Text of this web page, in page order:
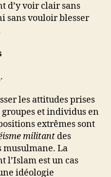
d’y voir clair sans
sans vouloir blesser
.
les attitudes prises
et individus en
extrêmes sont
militant des
musulmane. La
l’Islam est un cas
idéologie